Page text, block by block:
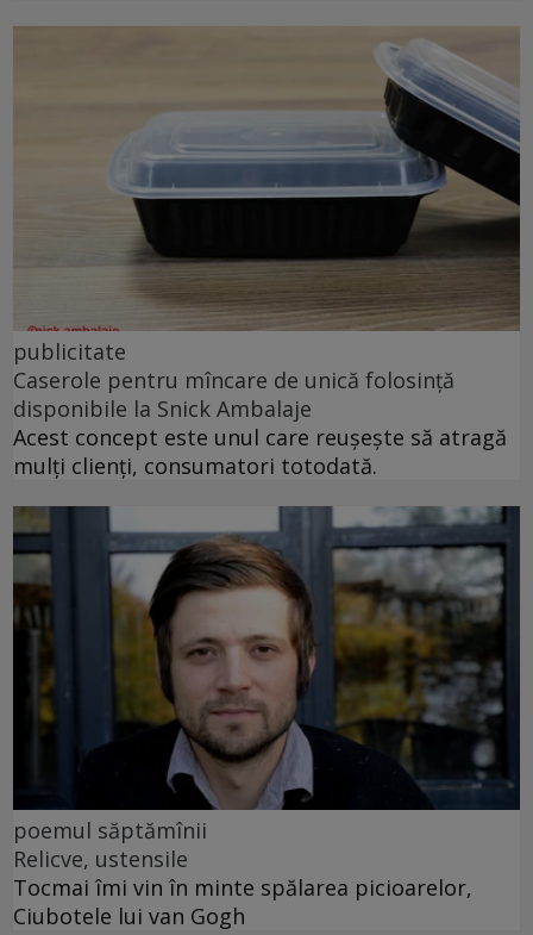
publicitate
Caserole pentru mîncare de unică folosință
disponibile la Snick Ambalaje
Acest concept este unul care reușește să atragă
mulți clienți, consumatori totodată.
poemul săptămînii
Relicve, ustensile
Tocmai îmi vin în minte spălarea picioarelor,
Ciubotele lui van Gogh